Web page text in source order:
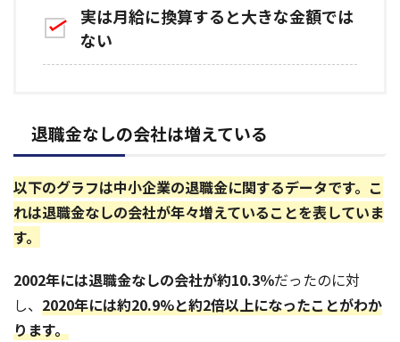
実は月給に換算すると大きな金額では
ない
退職金なしの会社は増えている
以下のグラフは中小企業の退職金に関するデータです。こ
れは退職金なしの会社が年々増えていることを表していま
す。
2002年には退職金なしの会社が約10.3％だったのに対
し、 2020年には約20.9%と約2倍以上になったことがわか
ります。